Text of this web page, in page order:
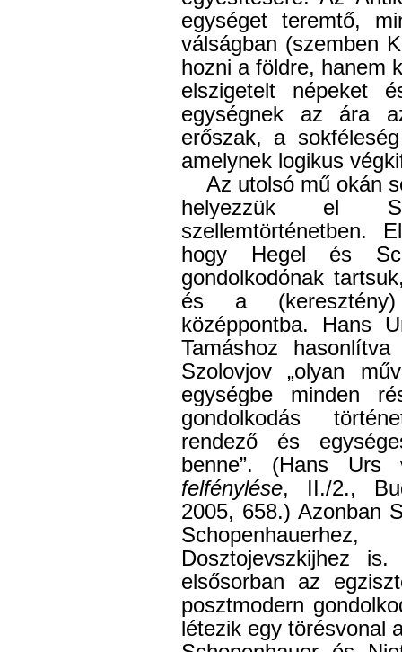
egységet teremtő,
válságban (szemben
hozni a földre, hanem
elszigetelt népeket
egységnek az ára
erőszak, a
amelynek logikus
Az utolsó mű okán
helyezzük el
szellemtörténetben.
hogy Hegel és
gondolkodónak
és a
középpontba. Hans
Tamáshoz
Szolovjov „olyan
egységbe minden
gondolkodás
rendező és
benne”. (Hans Urs
felfénylése, II./2.,
2005, 658.) Azonban
Dosztojevszkijhez
elsősorban az
posztmodern
létezik egy törésvonal